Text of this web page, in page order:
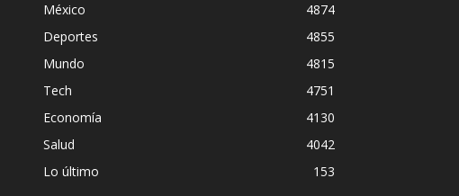
México
4874
Deportes
4855
Mundo
4815
Tech
4751
Economía
4130
Salud
4042
Lo último
153